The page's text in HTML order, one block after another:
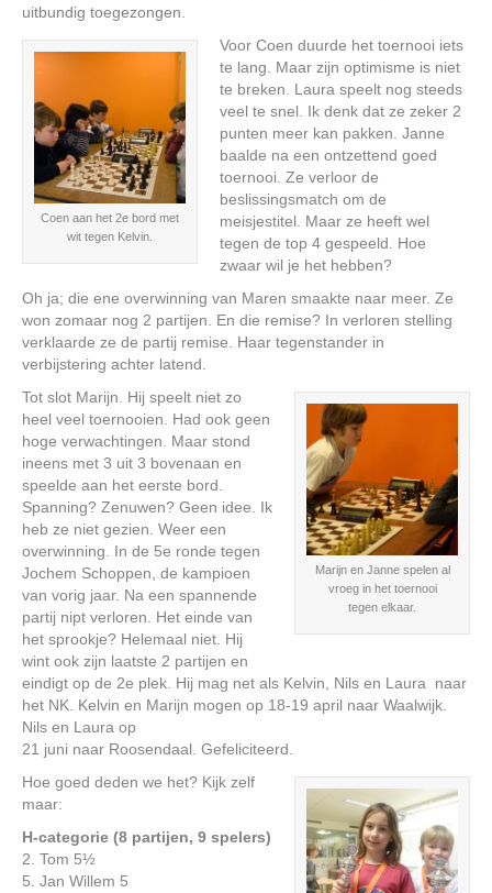
uitbundig toegezongen.
Coen aan het 2e bord met
wit tegen Kelvin.
Voor Coen duurde het toernooi iets
te lang. Maar zijn optimisme is niet
te breken. Laura speelt nog steeds
veel te snel. Ik denk dat ze zeker 2
punten meer kan pakken. Janne
baalde na een ontzettend goed
toernooi. Ze verloor de
beslissingsmatch om de
meisjestitel. Maar ze heeft wel
tegen de top 4 gespeeld. Hoe
zwaar wil je het hebben?
Oh ja; die ene overwinning van Maren smaakte naar meer. Ze
won zomaar nog 2 partijen. En die remise? In verloren stelling
verklaarde ze de partij remise. Haar tegenstander in
verbijstering achter latend.
Marijn en Janne spelen al
vroeg in het toernooi
tegen elkaar.
Tot slot Marijn. Hij speelt niet zo
heel veel toernooien. Had ook geen
hoge verwachtingen. Maar stond
ineens met 3 uit 3 bovenaan en
speelde aan het eerste bord.
Spanning? Zenuwen? Geen idee. Ik
heb ze niet gezien. Weer een
overwinning. In de 5e ronde tegen
Jochem Schoppen, de kampioen
van vorig jaar. Na een spannende
partij nipt verloren. Het einde van
het sprookje? Helemaal niet. Hij
wint ook zijn laatste 2 partijen en
eindigt op de 2e plek. Hij mag net als Kelvin, Nils en Laura naar
het NK. Kelvin en Marijn mogen op 18-19 april naar Waalwijk.
Nils en Laura op
21 juni naar Roosendaal. Gefeliciteerd.
Hoe goed deden we het? Kijk zelf
maar:
H-categorie (8 partijen, 9 spelers)
2. Tom 5½
5. Jan Willem 5